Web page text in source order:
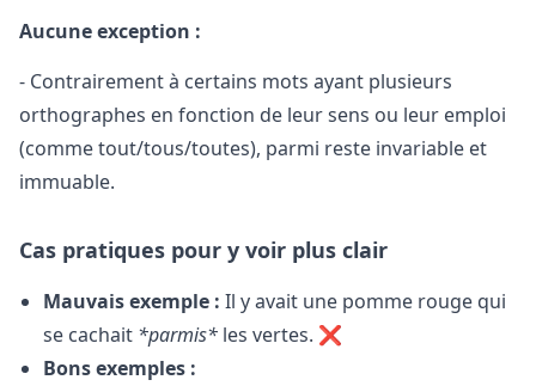
Aucune exception :
- Contrairement à certains mots ayant plusieurs
orthographes en fonction de leur sens ou leur emploi
(comme tout/tous/toutes), parmi reste invariable et
immuable.
Cas pratiques pour y voir plus clair
Mauvais exemple : Il y avait une pomme rouge qui
se cachait *parmis* les vertes. ❌
Bons exemples :